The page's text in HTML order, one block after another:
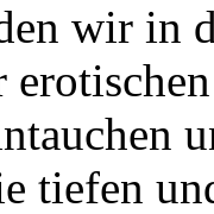
wir in
erotischen
tiefen